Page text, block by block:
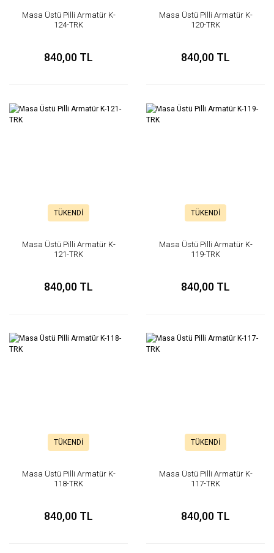
Masa Üstü Pilli Armatür K-
124-TRK
840,00 TL
Masa Üstü Pilli Armatür K-
120-TRK
840,00 TL
TÜKENDİ
Masa Üstü Pilli Armatür K-
121-TRK
840,00 TL
TÜKENDİ
Masa Üstü Pilli Armatür K-
119-TRK
840,00 TL
TÜKENDİ
Masa Üstü Pilli Armatür K-
118-TRK
840,00 TL
TÜKENDİ
Masa Üstü Pilli Armatür K-
117-TRK
840,00 TL